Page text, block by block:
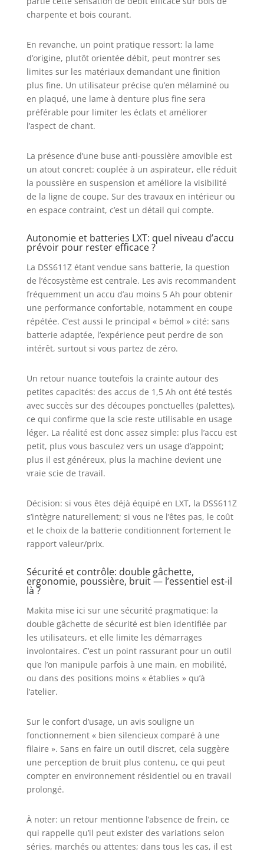
charpente et bois courant.
En revanche, un point pratique ressort: la lame
d’origine, plutôt orientée débit, peut montrer ses
limites sur les matériaux demandant une finition
plus fine. Un utilisateur précise qu’en mélaminé ou
en plaqué, une lame à denture plus fine sera
préférable pour limiter les éclats et améliorer
l’aspect de chant.
La présence d’une buse anti-poussière amovible est
un atout concret: couplée à un aspirateur, elle réduit
la poussière en suspension et améliore la visibilité
de la ligne de coupe. Sur des travaux en intérieur ou
en espace contraint, c’est un détail qui compte.
Autonomie et batteries LXT: quel niveau d’accu
prévoir pour rester efficace ?
La DSS611Z étant vendue sans batterie, la question
de l’écosystème est centrale. Les avis recommandent
fréquemment un accu d’au moins 5 Ah pour obtenir
une performance confortable, notamment en coupe
répétée. C’est aussi le principal « bémol » cité: sans
batterie adaptée, l’expérience peut perdre de son
intérêt, surtout si vous partez de zéro.
Un retour nuance toutefois la crainte autour des
petites capacités: des accus de 1,5 Ah ont été testés
avec succès sur des découpes ponctuelles (palettes),
ce qui confirme que la scie reste utilisable en usage
léger. La réalité est donc assez simple: plus l’accu est
petit, plus vous basculez vers un usage d’appoint;
plus il est généreux, plus la machine devient une
vraie scie de travail.
Décision: si vous êtes déjà équipé en LXT, la DSS611Z
s’intègre naturellement; si vous ne l’êtes pas, le coût
et le choix de la batterie conditionnent fortement le
rapport valeur/prix.
Sécurité et contrôle: double gâchette,
ergonomie, poussière, bruit — l’essentiel est-il
là ?
Makita mise ici sur une sécurité pragmatique: la
double gâchette de sécurité est bien identifiée par
les utilisateurs, et elle limite les démarrages
involontaires. C’est un point rassurant pour un outil
que l’on manipule parfois à une main, en mobilité,
ou dans des positions moins « établies » qu’à
l’atelier.
Sur le confort d’usage, un avis souligne un
fonctionnement « bien silencieux comparé à une
filaire ». Sans en faire un outil discret, cela suggère
une perception de bruit plus contenu, ce qui peut
compter en environnement résidentiel ou en travail
prolongé.
À noter: un retour mentionne l’absence de frein, ce
qui rappelle qu’il peut exister des variations selon
séries, marchés ou attentes; dans tous les cas, il est